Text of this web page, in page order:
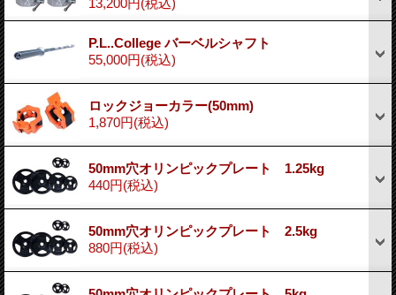
P.L..College バーベルシャフト
55,000円(税込)
ロックジョーカラー(50mm)
1,870円(税込)
50mm穴オリンピックプレート 1.25kg
440円(税込)
50mm穴オリンピックプレート 2.5kg
880円(税込)